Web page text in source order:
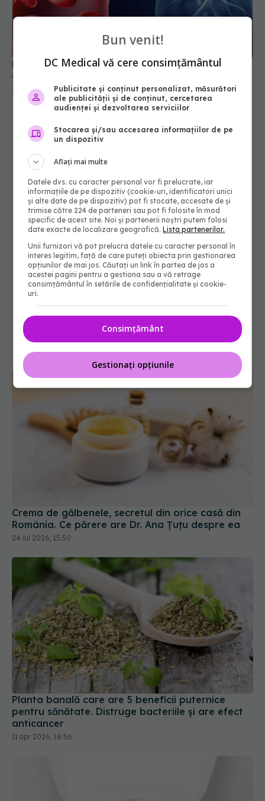
din corp. Sunt minune pentru circulație
Crema de gălbenele, secretul din orice casă din
România. Ce părere are Dr. Ana Țuțu despre ea
Planta banală care are 5 beneficii puternice
pentru sănătate. Distruge bacteriile și are efect
anticancer
11 apr 2026, 18:56
Bun venit!
DC Medical vă cere consimțământul
Publicitate și conținut personalizat, măsurători
ale publicității și de conținut, cercetarea
audienței și dezvoltarea serviciilor
Stocarea și/sau accesarea informațiilor de pe
un dispozitiv
Aflați mai multe
Datele dvs. cu caracter personal vor fi prelucrate, iar
informațiile de pe dispozitiv (cookie-uri, identificatori unici
și alte date de pe dispozitiv) pot fi stocate, accesate de și
trimise către 224 de parteneri sau pot fi folosite în mod
specific de acest site. Noi și partenerii noștri putem folosi
date exacte de localizare geografică.Lista partenerilor.
Unii furnizori vă pot prelucra datele cu caracter personal în
interes legitim, față de care puteți obiecta prin gestionarea
opțiunilor de mai jos. Căutați un link în partea de jos a
acestei pagini pentru a gestiona sau a vă retrage
consimțământul în setările de confidențialitate și cookie-
uri.
Consimțământ
Gestionați opțiunile